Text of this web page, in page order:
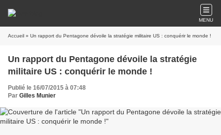
MENU
Accueil » Un rapport du Pentagone dévoile la stratégie militaire US : conquérir le monde !
Un rapport du Pentagone dévoile la stratégie
militaire US : conquérir le monde !
Publié le 16/07/2015 à 07:48
Par Gilles Munier